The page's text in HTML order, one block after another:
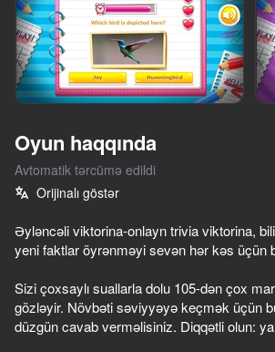
Oyun yalnız üfüqi
rejimdə işləyir
Neon Tower
69
Escape from the Laser
52
Oyun haqqında
Avtomatik tərcümə edildi
Orijinalı göstər
Əyləncəli viktorina-onlayn trivia viktorina,
yeni faktlar öyrənməyi sevən hər kəs üçün
Sizi çoxsaylı suallarla dolu 105-dən çox
gözləyir. Növbəti səviyyəyə keçmək üçün
düzgün cavab verməlisiniz. Diqqətli olun: